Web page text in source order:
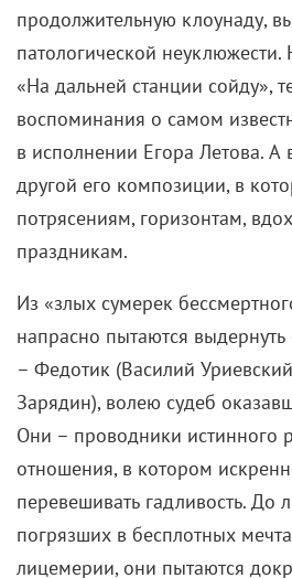
продолжительную клоунаду,
патологической неуклюжести.
«На дальней станции сойду»,
воспоминания о самом
в исполнении Егора Летова. А
другой его композиции, в
потрясениям, горизонтам,
праздникам.
Из «злых сумерек
напрасно пытаются
– Федотик (Василий
Зарядин), волею судеб
Они – проводники истинного
отношения, в котором
перевешивать гадливость. До
погрязших в бесплотных
лицемерии, они пытаются